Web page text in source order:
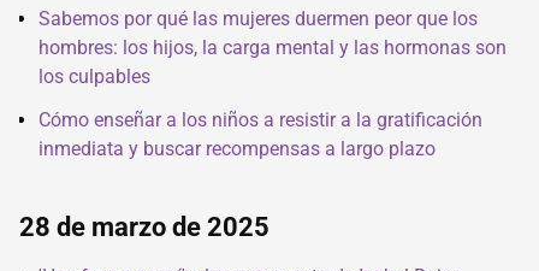
Sabemos por qué las mujeres duermen peor que los
hombres: los hijos, la carga mental y las hormonas son
los culpables
Cómo enseñar a los niños a resistir a la gratificación
inmediata y buscar recompensas a largo plazo
28 de marzo de 2025